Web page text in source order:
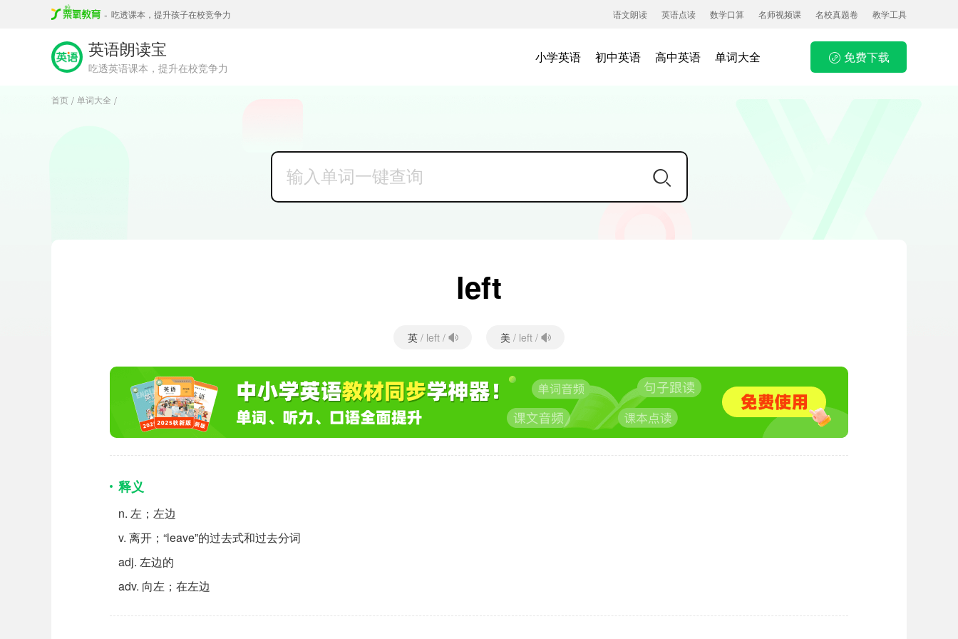
- 吃透课本，提升孩子在校竞争力 语文朗读 英语点读 数学口算 名师视频课 名校真题卷 教学工具
英语朗读宝
吃透英语课本，提升在校竞争力
小学英语 初中英语 高中英语 单词大全 免费下载
首页 / 单词大全 /
left
英 / left / 美 / left /
释义
n. 左；左边
v. 离开；“leave”的过去式和过去分词
adj. 左边的
adv. 向左；在左边